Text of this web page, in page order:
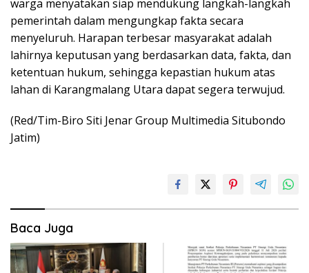
warga menyatakan siap mendukung langkah-langkah
pemerintah dalam mengungkap fakta secara
menyeluruh. Harapan terbesar masyarakat adalah
lahirnya keputusan yang berdasarkan data, fakta, dan
ketentuan hukum, sehingga kepastian hukum atas
lahan di Karangmalang Utara dapat segera terwujud.
(Red/Tim-Biro Siti Jenar Group Multimedia Situbondo
Jatim)
Baca Juga